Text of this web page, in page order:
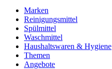
Marken
Reinigungsmittel
Spülmittel
Waschmittel
Haushaltswaren & Hygiene
Themen
Angebote